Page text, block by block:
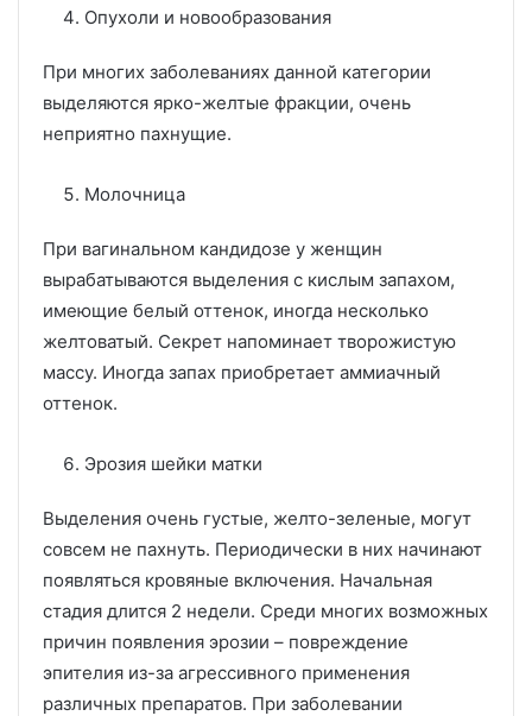
Опухоли и новообразования
При многих заболеваниях данной категории
выделяются ярко-желтые фракции, очень
неприятно пахнущие.
Молочница
При вагинальном кандидозе у женщин
вырабатываются выделения с кислым запахом,
имеющие белый оттенок, иногда несколько
желтоватый. Секрет напоминает творожистую
массу. Иногда запах приобретает аммиачный
оттенок.
Эрозия шейки матки
Выделения очень густые, желто-зеленые, могут
совсем не пахнуть. Периодически в них начинают
появляться кровяные включения. Начальная
стадия длится 2 недели. Среди многих возможных
причин появления эрозии – повреждение
эпителия из-за агрессивного применения
различных препаратов. При заболевании